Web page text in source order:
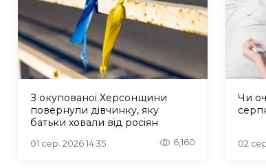
З окупованої Херсонщини
повернули дівчинку, яку
батьки ховали від росіян
01 сер. 2026 14:35 6,160
Чи
02